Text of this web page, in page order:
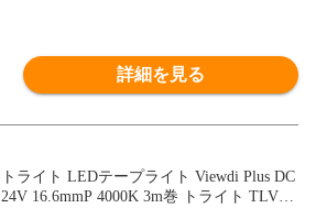
詳細を見る
トライト LEDテープライト Viewdi Plus DC
24V 16.6mmP 4000K 3m巻 トライト TLVD4